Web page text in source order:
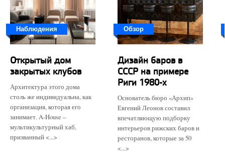
Наблюдения
Открытый дом
закрытых клубов
Архитектура этого дома
столь же индивидуальна, как
организация, которая его
занимает. A-House –
мультикультурный хаб,
призванный <...>
Обзор
Дизайн баров в
СССР на примере
Риги 1980-х
Основатель бюро «Архип»
Евгений Леонов составил
впечатляющую подборку
интерьеров рижских баров и
ресторанов, которые за 50
<...>